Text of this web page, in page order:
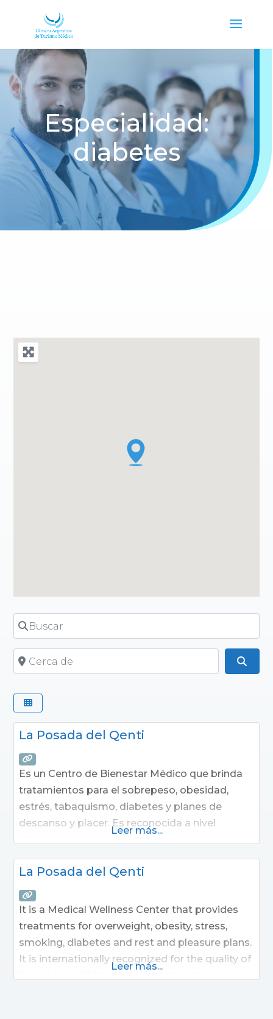
Especialidad:
diabetes
Buscar
Cerca de
La Posada del Qenti
Es un Centro de Bienestar Médico que brinda
tratamientos para el sobrepeso, obesidad,
estrés, tabaquismo, diabetes y planes de
descanso y placer. Es reconocida a nivel
certificados por normas internacionales de
calidad ISO9000.
Leer más...
La Posada del Qenti
It is a Medical Wellness Center that provides
treatments for overweight, obesity, stress,
smoking, diabetes and rest and pleasure plans.
It is internationally recognized for the quality of
Leer más...